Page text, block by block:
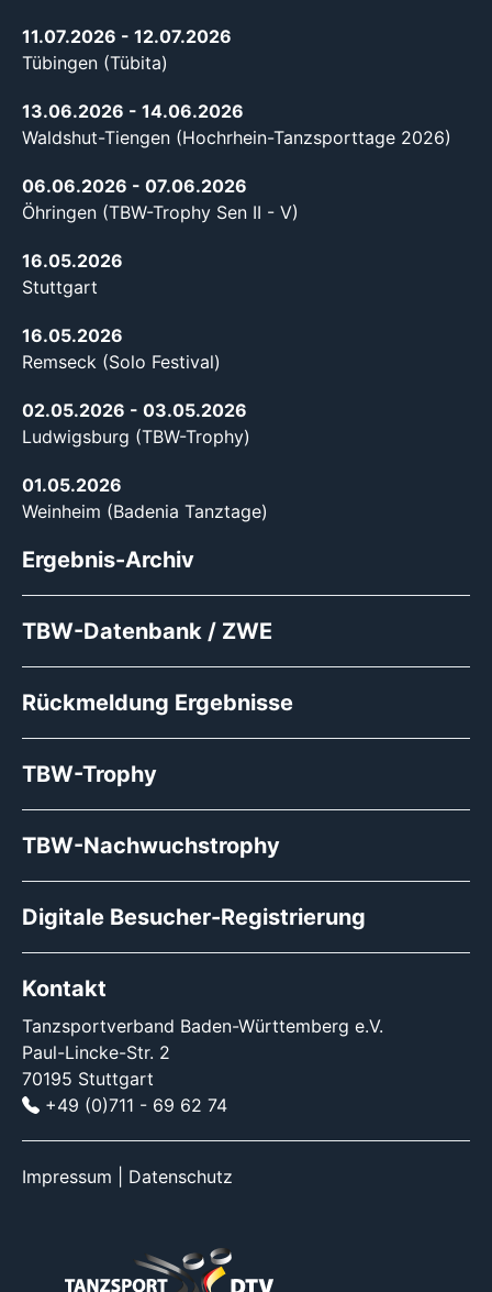
11.07.2026 - 12.07.2026
Tübingen (Tübita)
13.06.2026 - 14.06.2026
Waldshut-Tiengen (Hochrhein-Tanzsporttage 2026)
06.06.2026 - 07.06.2026
Öhringen (TBW-Trophy Sen II - V)
16.05.2026
Stuttgart
16.05.2026
Remseck (Solo Festival)
02.05.2026 - 03.05.2026
Ludwigsburg (TBW-Trophy)
01.05.2026
Weinheim (Badenia Tanztage)
Ergebnis-Archiv
TBW-Datenbank / ZWE
Rückmeldung Ergebnisse
TBW-Trophy
TBW-Nachwuchstrophy
Digitale Besucher-Registrierung
Kontakt
Tanzsportverband Baden-Württemberg e.V.
Paul-Lincke-Str. 2
70195 Stuttgart
+49 (0)711 - 69 62 74
Impressum Datenschutz